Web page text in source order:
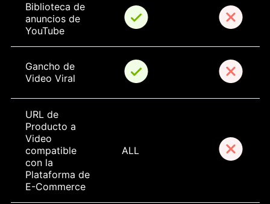
Biblioteca de
anuncios de
YouTube
Gancho de
Video Viral
URL de
Producto a
Video
compatible
con la
Plataforma de
E-Commerce
ALL